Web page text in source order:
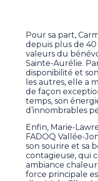
Pour sa part,
depuis plus de
valeurs du
Sainte-Aurélie.
disponibilité et
les autres, elle a
de façon
temps, son
d’innombrables
Enfin, Marie-
FADOQ Vallée-
son sourire et sa
contagieuse, qui
ambiance
force principale